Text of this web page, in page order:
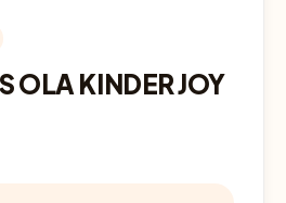
OLA KINDER JOY